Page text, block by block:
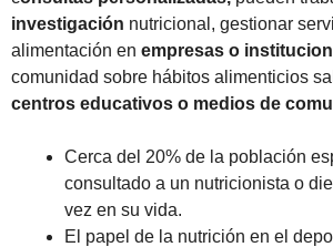
investigación nutricional, gestionar
alimentación en empresas o
comunidad sobre hábitos alimenticios
centros educativos o medios de
Cerca del 20% de la población
consultado a un nutricionista o
vez en su vida.
El papel de la nutrición en el